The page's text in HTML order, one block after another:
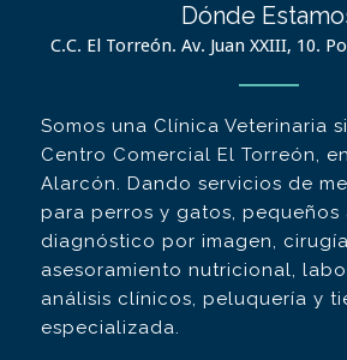
Dónde
C.C. El Torreón. Av. Juan XXIII, 10.
Somos una Clínica Veterinaria
Centro Comercial El Torreón,
Alarcón. Dando servicios de
para perros y gatos, pequeños
diagnóstico por imagen,
asesoramiento nutricional,
análisis clínicos, peluquería y
especializada.